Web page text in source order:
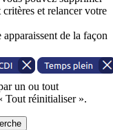
et relancer votre
de la façon
un ou tout
Tout réinitialiser ».